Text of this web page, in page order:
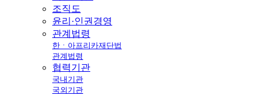
조직도
윤리·인권경영
관계법령
한ㆍ아프리카재단법
관계법령
협력기관
국내기관
국외기관